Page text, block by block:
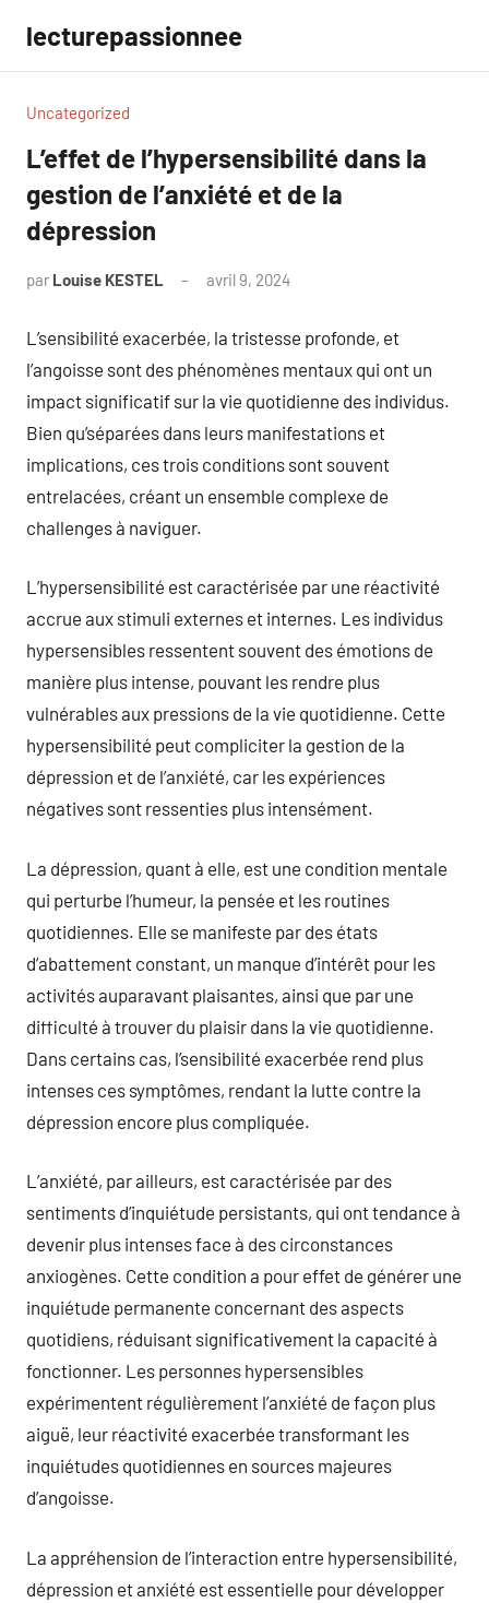
contenu
lecturepassionnee
Uncategorized
L’effet de l’hypersensibilité dans la
gestion de l’anxiété et de la
dépression
par Louise KESTEL avril 9, 2024
L’sensibilité exacerbée, la tristesse profonde, et
l’angoisse sont des phénomènes mentaux qui ont un
impact significatif sur la vie quotidienne des individus.
Bien qu’séparées dans leurs manifestations et
implications, ces trois conditions sont souvent
entrelacées, créant un ensemble complexe de
challenges à naviguer.
L’hypersensibilité est caractérisée par une réactivité
accrue aux stimuli externes et internes. Les individus
hypersensibles ressentent souvent des émotions de
manière plus intense, pouvant les rendre plus
vulnérables aux pressions de la vie quotidienne. Cette
hypersensibilité peut compliciter la gestion de la
dépression et de l’anxiété, car les expériences
négatives sont ressenties plus intensément.
La dépression, quant à elle, est une condition mentale
qui perturbe l’humeur, la pensée et les routines
quotidiennes. Elle se manifeste par des états
d’abattement constant, un manque d’intérêt pour les
activités auparavant plaisantes, ainsi que par une
difficulté à trouver du plaisir dans la vie quotidienne.
Dans certains cas, l’sensibilité exacerbée rend plus
intenses ces symptômes, rendant la lutte contre la
dépression encore plus compliquée.
L’anxiété, par ailleurs, est caractérisée par des
sentiments d’inquiétude persistants, qui ont tendance à
devenir plus intenses face à des circonstances
anxiogènes. Cette condition a pour effet de générer une
inquiétude permanente concernant des aspects
quotidiens, réduisant significativement la capacité à
fonctionner. Les personnes hypersensibles
expérimentent régulièrement l’anxiété de façon plus
aiguë, leur réactivité exacerbée transformant les
inquiétudes quotidiennes en sources majeures
d’angoisse.
La appréhension de l’interaction entre hypersensibilité,
dépression et anxiété est essentielle pour développer